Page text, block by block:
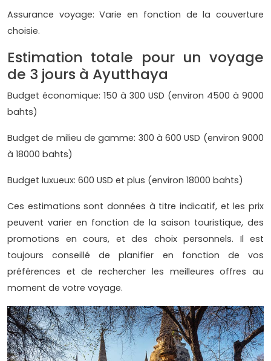
Assurance voyage: Varie en fonction de la couverture
choisie.
Estimation totale pour un voyage
de 3 jours à Ayutthaya
Budget économique: 150 à 300 USD (environ 4500 à 9000
bahts)
Budget de milieu de gamme: 300 à 600 USD (environ 9000
à 18000 bahts)
Budget luxueux: 600 USD et plus (environ 18000 bahts)
Ces estimations sont données à titre indicatif, et les prix
peuvent varier en fonction de la saison touristique, des
promotions en cours, et des choix personnels. Il est
toujours conseillé de planifier en fonction de vos
préférences et de rechercher les meilleures offres au
moment de votre voyage.